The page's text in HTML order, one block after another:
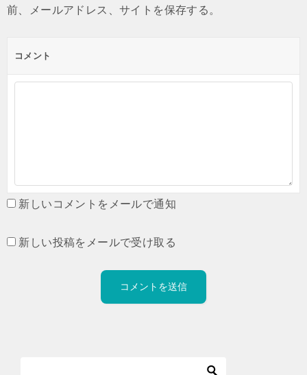
前、メールアドレス、サイトを保存する。
コメント
新しいコメントをメールで通知
新しい投稿をメールで受け取る